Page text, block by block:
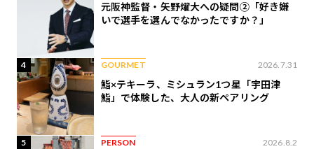
元阪神監督・矢野燿大への疑問②「好き嫌
いで選手を選んでなかったですか？」
4 GOURMET 2026.7.31
鮨×テキーラ、ミシュラン1つ星「宇田津
鮨」で体験した、大人の新ペアリング
5 PERSON 2026.8.2